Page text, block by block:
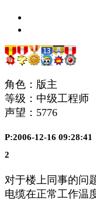
角色：版主
等级：中级工程师
声望： 5776
P:2006-12-16 09:28:41
2
对于楼上同事的问
电缆在正常工作温